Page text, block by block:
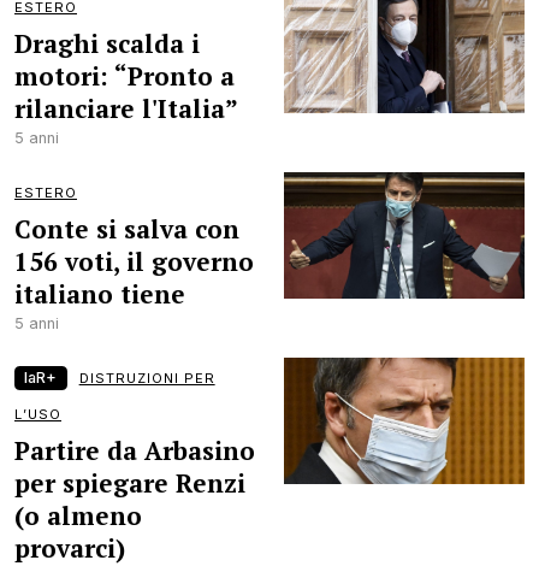
ESTERO
Draghi scalda i
motori: “Pronto a
rilanciare l'Italia”
5 anni
ESTERO
Conte si salva con
156 voti, il governo
italiano tiene
5 anni
laR+ DISTRUZIONI PER
L’USO
Partire da Arbasino
per spiegare Renzi
(o almeno
provarci)